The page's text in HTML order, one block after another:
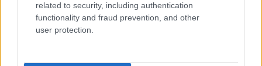
related to security, including authentication
functionality and fraud prevention, and other
user protection.
Sőt, a kettő talán nem is működhetne ennyire
jól egymás nélkül. Persze,
meghallgathatnánk mondjuk egy